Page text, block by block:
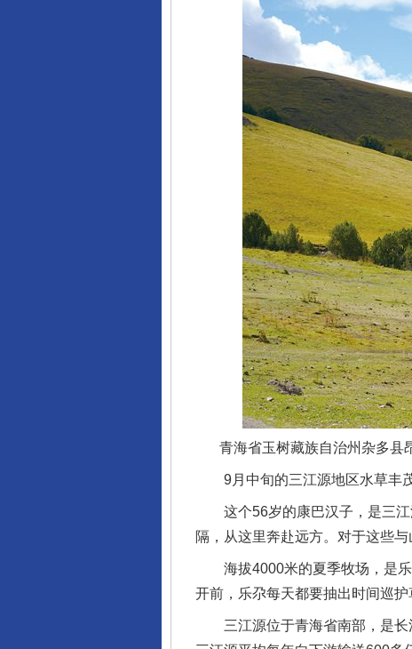
青海省玉树藏族自治州杂多县
9月中旬的三江源地区水草丰茂
这个56岁的康巴汉子，是三江
隔，从这里奔赴远方。对于这些
海拔4000米的夏季牧场，是乐
开前，乐尕每天都要抽出时间巡护
三江源位于青海省南部，是长江